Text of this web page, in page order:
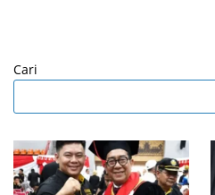
Cari